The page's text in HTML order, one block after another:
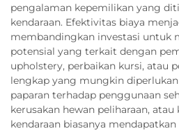
pengalaman kepemilikan yang
kendaraan. Efektivitas biaya
membandingkan investasi untuk
potensial yang terkait dengan
upholstery, perbaikan kursi, atau
lengkap yang mungkin
paparan terhadap penggunaan
kerusakan hewan peliharaan,
kendaraan biasanya